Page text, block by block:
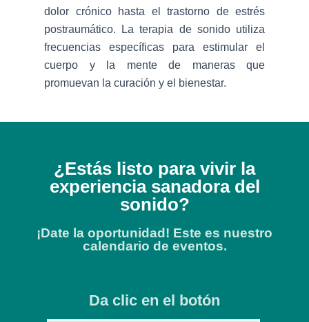
dolor crónico hasta el trastorno de estrés
postraumático. La terapia de sonido utiliza
frecuencias específicas para estimular el
cuerpo y la mente de maneras que
promuevan la curación y el bienestar.
¿Estás listo para vivir la
experiencia sanadora del
sonido?
¡Date la oportunidad! Este es nuestro
calendario de eventos.
Da clic en el botón